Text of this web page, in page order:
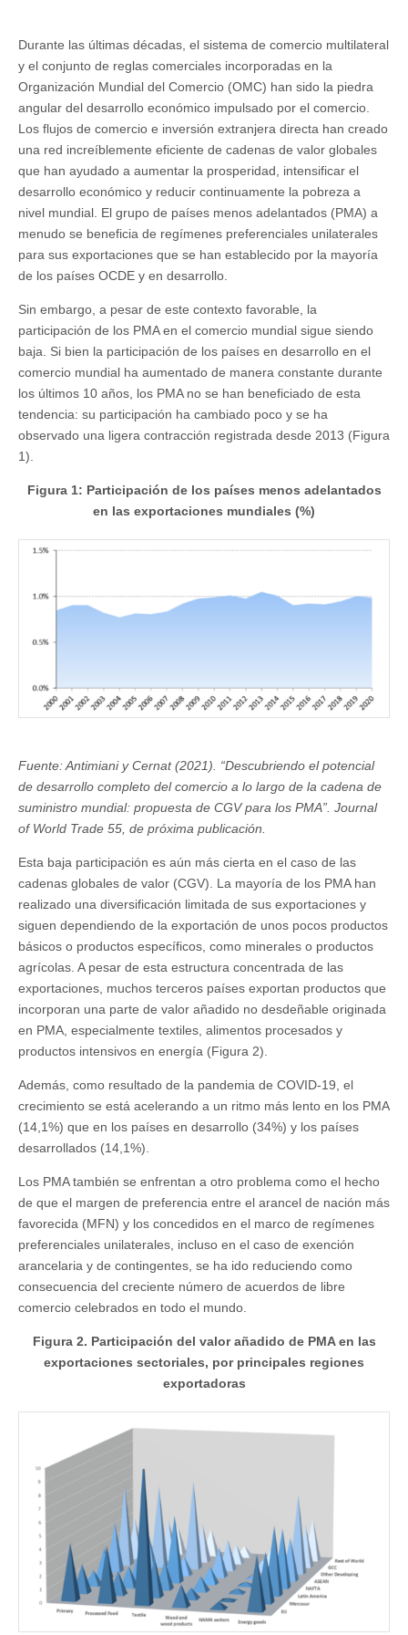
Durante las últimas décadas, el sistema de comercio multilateral
y el conjunto de reglas comerciales incorporadas en la
Organización Mundial del Comercio (OMC) han sido la piedra
angular del desarrollo económico impulsado por el comercio.
Los flujos de comercio e inversión extranjera directa han creado
una red increíblemente eficiente de cadenas de valor globales
que han ayudado a aumentar la prosperidad, intensificar el
desarrollo económico y reducir continuamente la pobreza a
nivel mundial. El grupo de países menos adelantados (PMA) a
menudo se beneficia de regímenes preferenciales unilaterales
para sus exportaciones que se han establecido por la mayoría
de los países OCDE y en desarrollo.
Sin embargo, a pesar de este contexto favorable, la
participación de los PMA en el comercio mundial sigue siendo
baja. Si bien la participación de los países en desarrollo en el
comercio mundial ha aumentado de manera constante durante
los últimos 10 años, los PMA no se han beneficiado de esta
tendencia: su participación ha cambiado poco y se ha
observado una ligera contracción registrada desde 2013 (Figura
1).
Figura 1: Participación de los países menos adelantados
en las exportaciones mundiales (%)
Fuente: Antimiani y Cernat (2021). “Descubriendo el potencial
de desarrollo completo del comercio a lo largo de la cadena de
suministro mundial: propuesta de CGV para los PMA”. Journal
of World Trade 55, de próxima publicación.
Esta baja participación es aún más cierta en el caso de las
cadenas globales de valor (CGV). La mayoría de los PMA han
realizado una diversificación limitada de sus exportaciones y
siguen dependiendo de la exportación de unos pocos productos
básicos o productos específicos, como minerales o productos
agrícolas. A pesar de esta estructura concentrada de las
exportaciones, muchos terceros países exportan productos que
incorporan una parte de valor añadido no desdeñable originada
en PMA, especialmente textiles, alimentos procesados y
productos intensivos en energía (Figura 2).
Además, como resultado de la pandemia de COVID-19, el
crecimiento se está acelerando a un ritmo más lento en los PMA
(14,1%) que en los países en desarrollo (34%) y los países
desarrollados (14,1%).
Los PMA también se enfrentan a otro problema como el hecho
de que el margen de preferencia entre el arancel de nación más
favorecida (MFN) y los concedidos en el marco de regímenes
preferenciales unilaterales, incluso en el caso de exención
arancelaria y de contingentes, se ha ido reduciendo como
consecuencia del creciente número de acuerdos de libre
comercio celebrados en todo el mundo.
Figura 2. Participación del valor añadido de PMA en las
exportaciones sectoriales, por principales regiones
exportadoras